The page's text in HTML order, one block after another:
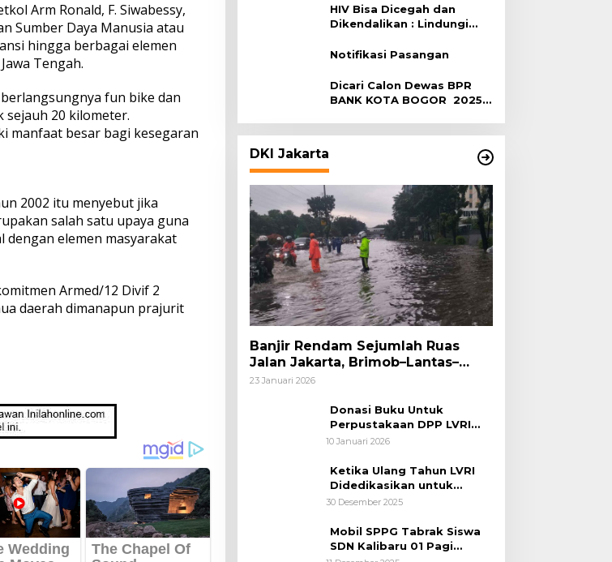
Arm Ronald, F. Siwabessy,
Sumber Daya Manusia atau
hingga berbagai elemen
Tengah.
fun bike dan
20 kilometer.
manfaat besar bagi kesegaran
2002 itu menyebut jika
salah satu upaya guna
elemen masyarakat
Armed/12 Divif 2
daerah dimanapun prajurit
HIV Bisa Dicegah dan
Dikendalikan : Lindungi
Notifikasi Pasangan
Dicari Calon Dewas BPR
BANK KOTA BOGOR 2025-
DKI Jakarta
Banjir Rendam Sejumlah Ruas
Jalan Jakarta, Brimob–Lantas–
Polair PMJ Bergerak Cepat, Polri
23 Januari 2026
Donasi Buku Untuk
Perpustakaan DPP LVRI
Terus Mengalir
10 Januari 2026
Ketika Ulang Tahun LVRI
Didedikasikan untuk
Kemanusiaan
30 Desember 2025
Mobil SPPG Tabrak Siswa
SDN Kalibaru 01 Pagi